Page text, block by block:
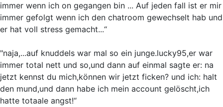
immer wenn ich on gegangen bin ... Auf jeden fall ist er mir
immer gefolgt wenn ich den chatroom gewechselt hab und
er hat voll stress gemacht...“
"naja,...auf knuddels war mal so ein junge.lucky95,er war
immer total nett und so,und dann auf einmal sagte er: na
jetzt kennst du mich,können wir jetzt ficken? und ich: halt
den mund,und dann habe ich mein account gelöscht,ich
hatte totaale angst!“